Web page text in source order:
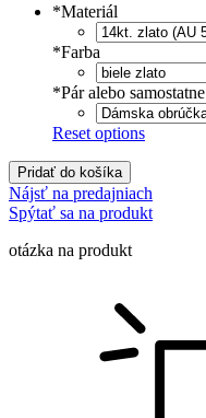
*Materiál
*Farba
*Pár alebo samostatne
Reset options
Pridať do košíka
Nájsť na predajniach
Spýtať sa na produkt
otázka na produkt